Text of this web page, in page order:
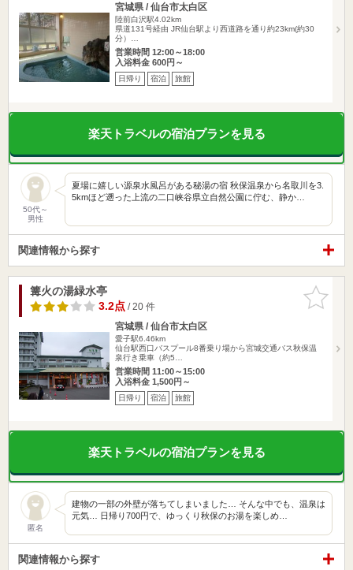
宮城県 / 仙台市太白区
陸前白沢駅4.02km
県道131号経由 JR仙台駅より西道路を通り約23km(約30
分）…
営業時間 12:00～18:00
入浴料金 600円～
日帰り 宿泊 旅館
楽天トラベルの宿泊プランを見る
50代～
男性
夏場に嬉しい源泉水風呂がある秘湯の宿 秋保温泉から名取川を3.
5kmほど遡った上流の二口峡谷県立自然公園に佇む、静か…
関連情報から探す
お気に入
りに追加
篝火の湯緑水亭
3.2点/ 20 件
宮城県 / 仙台市太白区
愛子駅6.46km
仙台駅西口バスプール8番乗り場から宮城交通バス秋保温
泉行き乗車（約5…
営業時間 11:00～15:00
入浴料金 1,500円～
日帰り 宿泊 旅館
楽天トラベルの宿泊プランを見る
匿名
建物の一部の外壁が落ちてしまいました… そんな中でも、温泉は
元気… 日帰り700円で、ゆっくり秋保のお湯を楽しめ…
関連情報から探す